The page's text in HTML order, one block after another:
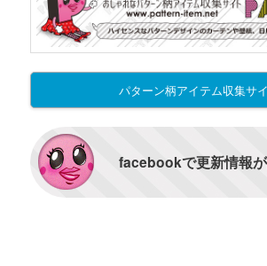
パターン柄アイテム収集サ
facebookで更新情報